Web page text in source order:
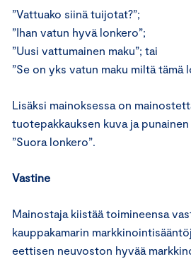
”Vattuako siinä tuijotat?”;
”Ihan vatun hyvä lonkero”;
”Uusi vattumainen maku”; tai
”Se on yks vatun maku miltä tämä
Lisäksi mainoksessa on
tuotepakkauksen kuva ja
”Suora lonkero”.
Vastine
Mainostaja kiistää toimineensa
kauppakamarin
eettisen neuvoston hyvää